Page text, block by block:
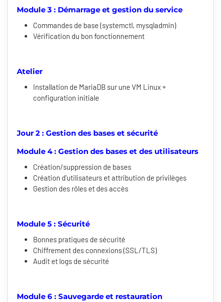
Module 3 : Démarrage et gestion du service
Commandes de base (systemctl, mysqladmin)
Vérification du bon fonctionnement
Atelier
Installation de MariaDB sur une VM Linux +
configuration initiale
Jour 2 : Gestion des bases et sécurité
Module 4 : Gestion des bases et des utilisateurs
Création/suppression de bases
Création d'utilisateurs et attribution de privilèges
Gestion des rôles et des accès
Module 5 : Sécurité
Bonnes pratiques de sécurité
Chiffrement des connexions (SSL/TLS)
Audit et logs de sécurité
Module 6 : Sauvegarde et restauration